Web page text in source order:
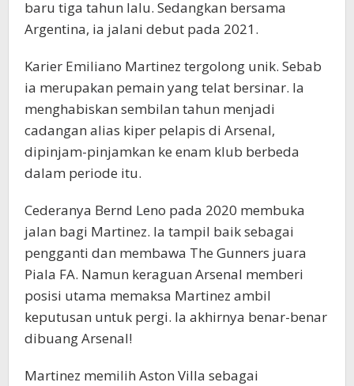
baru tiga tahun lalu. Sedangkan bersama
Argentina, ia jalani debut pada 2021.
Karier Emiliano Martinez tergolong unik. Sebab
ia merupakan pemain yang telat bersinar. Ia
menghabiskan sembilan tahun menjadi
cadangan alias kiper pelapis di Arsenal,
dipinjam-pinjamkan ke enam klub berbeda
dalam periode itu.
Cederanya Bernd Leno pada 2020 membuka
jalan bagi Martinez. Ia tampil baik sebagai
pengganti dan membawa The Gunners juara
Piala FA. Namun keraguan Arsenal memberi
posisi utama memaksa Martinez ambil
keputusan untuk pergi. Ia akhirnya benar-benar
dibuang Arsenal!
Martinez memilih Aston Villa sebagai